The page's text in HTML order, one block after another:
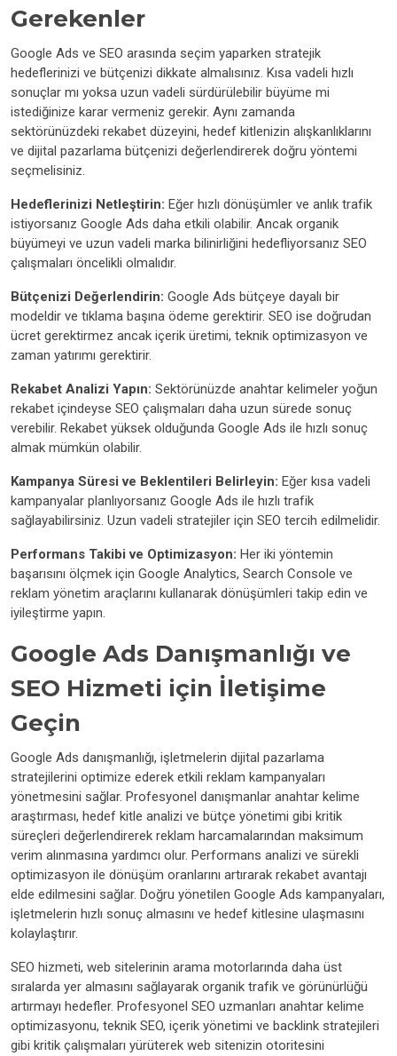
Gerekenler
Google Ads ve SEO arasında seçim yaparken stratejik
hedeflerinizi ve bütçenizi dikkate almalısınız. Kısa vadeli hızlı
sonuçlar mı yoksa uzun vadeli sürdürülebilir büyüme mi
istediğinize karar vermeniz gerekir. Aynı zamanda
sektörünüzdeki rekabet düzeyini, hedef kitlenizin alışkanlıklarını
ve dijital pazarlama bütçenizi değerlendirerek doğru yöntemi
seçmelisiniz.
Hedeflerinizi Netleştirin: Eğer hızlı dönüşümler ve anlık trafik
istiyorsanız Google Ads daha etkili olabilir. Ancak organik
büyümeyi ve uzun vadeli marka bilinirliğini hedefliyorsanız SEO
çalışmaları öncelikli olmalıdır.
Bütçenizi Değerlendirin: Google Ads bütçeye dayalı bir
modeldir ve tıklama başına ödeme gerektirir. SEO ise doğrudan
ücret gerektirmez ancak içerik üretimi, teknik optimizasyon ve
zaman yatırımı gerektirir.
Rekabet Analizi Yapın: Sektörünüzde anahtar kelimeler yoğun
rekabet içindeyse SEO çalışmaları daha uzun sürede sonuç
verebilir. Rekabet yüksek olduğunda Google Ads ile hızlı sonuç
almak mümkün olabilir.
Kampanya Süresi ve Beklentileri Belirleyin: Eğer kısa vadeli
kampanyalar planlıyorsanız Google Ads ile hızlı trafik
sağlayabilirsiniz. Uzun vadeli stratejiler için SEO tercih edilmelidir.
Performans Takibi ve Optimizasyon: Her iki yöntemin
başarısını ölçmek için Google Analytics, Search Console ve
reklam yönetim araçlarını kullanarak dönüşümleri takip edin ve
iyileştirme yapın.
Google Ads Danışmanlığı ve
SEO Hizmeti için İletişime
Geçin
Google Ads danışmanlığı, işletmelerin dijital pazarlama
stratejilerini optimize ederek etkili reklam kampanyaları
yönetmesini sağlar. Profesyonel danışmanlar anahtar kelime
araştırması, hedef kitle analizi ve bütçe yönetimi gibi kritik
süreçleri değerlendirerek reklam harcamalarından maksimum
verim alınmasına yardımcı olur. Performans analizi ve sürekli
optimizasyon ile dönüşüm oranlarını artırarak rekabet avantajı
elde edilmesini sağlar. Doğru yönetilen Google Ads kampanyaları,
işletmelerin hızlı sonuç almasını ve hedef kitlesine ulaşmasını
kolaylaştırır.
SEO hizmeti, web sitelerinin arama motorlarında daha üst
sıralarda yer almasını sağlayarak organik trafik ve görünürlüğü
artırmayı hedefler. Profesyonel SEO uzmanları anahtar kelime
optimizasyonu, teknik SEO, içerik yönetimi ve backlink stratejileri
gibi kritik çalışmaları yürüterek web sitenizin otoritesini